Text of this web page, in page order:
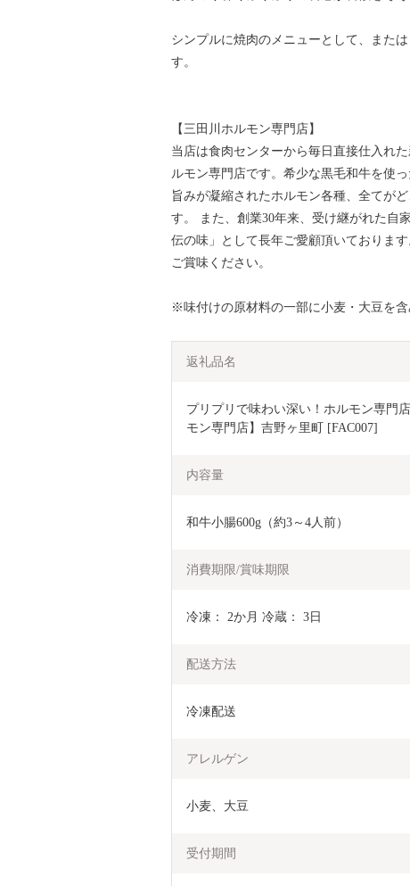
シンプルに焼肉のメニューとして、また
す。
【三田川ホルモン専門店】
当店は食肉センターから毎日直接仕入れ
ルモン専門店です。希少な黒毛和牛を使
旨みが凝縮されたホルモン各種、全てが
す。 また、創業30年来、受け継がれた自
伝の味」として長年ご愛顧頂いておりま
ご賞味ください。
※味付けの原材料の一部に小麦・大豆を含
返礼品名
プリプリで味わい深い！ホルモン専門
モン専門店】吉野ヶ里町 [FAC007]
内容量
和牛小腸600g（約3～4人前）
消費期限/賞味期限
冷凍： 2か月 冷蔵： 3日
配送方法
冷凍配送
アレルゲン
小麦、大豆
受付期間